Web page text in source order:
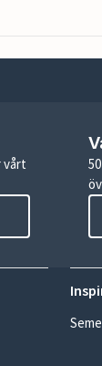
vårt